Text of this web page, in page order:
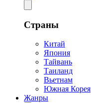
Страны
Китай
Япония
Тайвань
Таиланд
Вьетнам
Южная Корея
Жанры